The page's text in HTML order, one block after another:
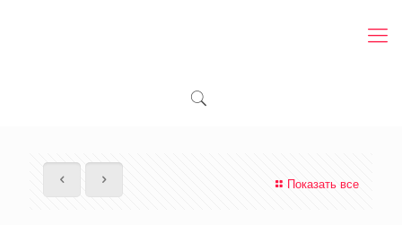
Показать все